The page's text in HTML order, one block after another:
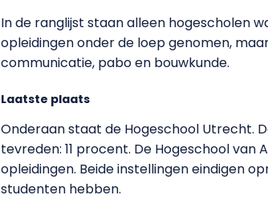
In de ranglijst staan alleen hogescholen
opleidingen onder de loep genomen,
communicatie, pabo en bouwkunde.
Laatste plaats
Onderaan staat de Hogeschool Utrecht.
tevreden: 11 procent. De Hogeschool
opleidingen. Beide instellingen eindigen
studenten hebben.